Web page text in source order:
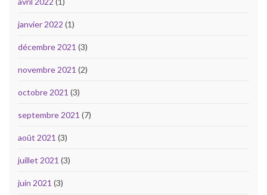
janvier 2022 (1)
décembre 2021 (3)
novembre 2021 (2)
octobre 2021 (3)
septembre 2021 (7)
août 2021 (3)
juillet 2021 (3)
juin 2021 (3)